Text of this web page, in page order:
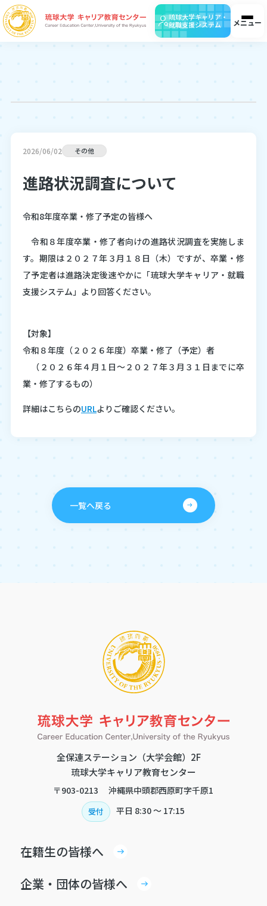
琉球大学キャリア・
就職支援システム
在籍生の皆様へ
保護者の皆様へ
キャリア教育センターについて
メニュー
2026/06/02 その他
進路状況調査について
令和8年度卒業・修了予定の皆様へ
令和８年度卒業・修了者向けの進路状況調査を実施しま
す。期限は２０２７年３月１８日（木）ですが、卒業・修
了予定者は進路決定後速やかに「琉球大学キャリア・就職
支援システム」より回答ください。
【対象】
令和８年度（２０２６年度）卒業・修了（予定）者
（２０２６年４月１日～２０２７年３月３１日までに卒
業・修了するもの）
詳細はこちらのURLよりご確認ください。
一覧へ戻る
全保連ステーション（大学会館）2F
琉球大学キャリア教育センター
〒903-0213 沖縄県中頭郡西原町字千原1
受付 平日 8:30 〜 17:15
在籍生の皆様へ
企業・団体の皆様へ